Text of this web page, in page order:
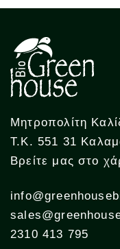
Μητροπολίτη
Τ.Κ. 551 31
Βρείτε μας στο
2310 413 795